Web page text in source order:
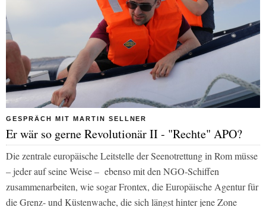
GESPRÄCH MIT MARTIN SELLNER
Er wär so gerne Revolutionär II - "Rechte" APO?
Die zentrale europäische Leitstelle der Seenotrettung in Rom müsse
– jeder auf seine Weise – ebenso mit den NGO-Schiffen
zusammenarbeiten, wie sogar Frontex, die Europäische Agentur für
die Grenz- und Küstenwache, die sich längst hinter jene Zone